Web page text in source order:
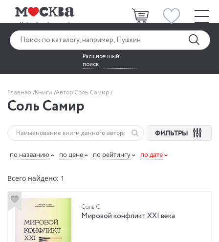
Расширенный
поиск
Главная Книги Автор Соль Самир
Соль Самир
ФИЛЬТРЫ
по названию по цене по рейтингу по дате
Всего найдено: 1
Соль С.
Мировой конфликт XXI века